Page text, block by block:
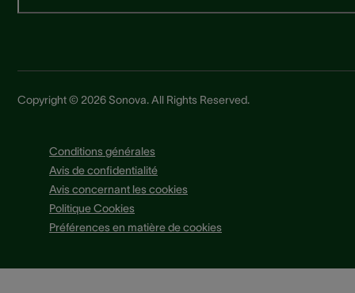
Copyright © 2026 Sonova. All Rights Reserved.
Conditions générales
Avis de confidentialité
Avis concernant les cookies
Politique Cookies
Préférences en matière de cookies